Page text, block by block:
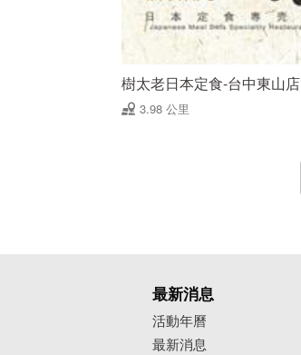
樹太老日本定食-台中東山店
3.98 公里
最新消息
活動年曆
最新消息